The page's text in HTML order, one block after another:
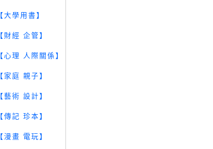
【大學用書】
【財經 企管】
【心理 人際關係】
【家庭 親子】
【藝術 設計】
【傳記 珍本】
【漫畫 電玩】